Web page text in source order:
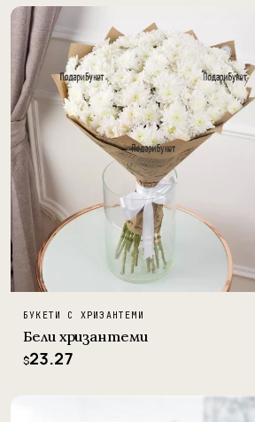
БУКЕТИ С ХРИЗАНТЕМИ
Бели хризантеми
$23.27